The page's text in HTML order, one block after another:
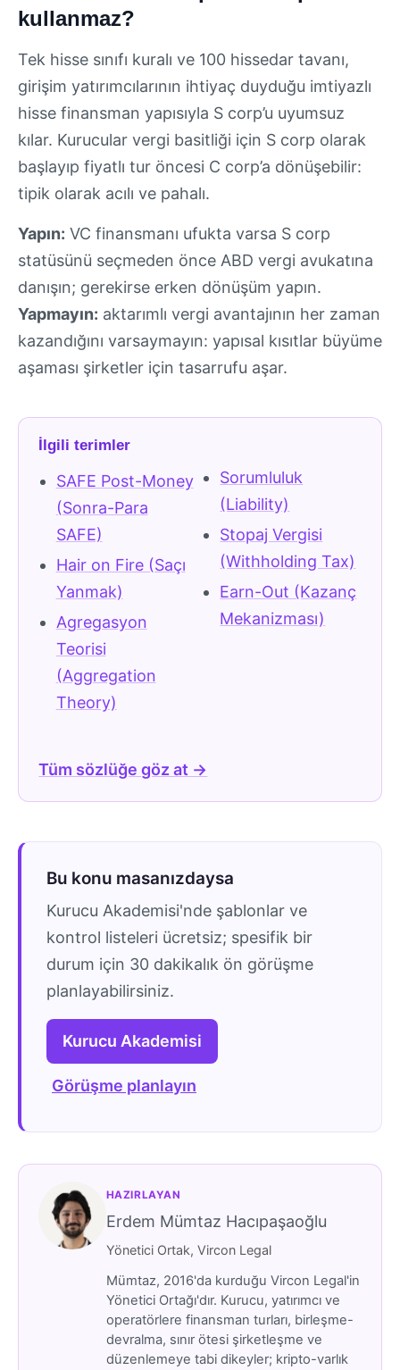
kullanmaz?
Tek hisse sınıfı kuralı ve 100 hissedar tavanı,
girişim yatırımcılarının ihtiyaç duyduğu imtiyazlı
hisse finansman yapısıyla S corp’u uyumsuz
kılar. Kurucular vergi basitliği için S corp olarak
başlayıp fiyatlı tur öncesi C corp’a dönüşebilir:
tipik olarak acılı ve pahalı.
Yapın: VC finansmanı ufukta varsa S corp
statüsünü seçmeden önce ABD vergi avukatına
danışın; gerekirse erken dönüşüm yapın.
Yapmayın: aktarımlı vergi avantajının her zaman
kazandığını varsaymayın: yapısal kısıtlar büyüme
aşaması şirketler için tasarrufu aşar.
İlgili terimler
SAFE Post-Money
(Sonra-Para
SAFE)
Hair on Fire (Saçı
Yanmak)
Agregasyon
Teorisi
(Aggregation
Theory)
Sorumluluk
(Liability)
Stopaj Vergisi
(Withholding Tax)
Earn-Out (Kazanç
Mekanizması)
Tüm sözlüğe göz at →
Bu konu masanızdaysa
Kurucu Akademisi'nde şablonlar ve
kontrol listeleri ücretsiz; spesifik bir
durum için 30 dakikalık ön görüşme
planlayabilirsiniz.
Kurucu Akademisi
Görüşme planlayın
HAZIRLAYAN
Erdem Mümtaz Hacıpaşaoğlu
Yönetici Ortak, Vircon Legal
Mümtaz, 2016'da kurduğu Vircon Legal'in
Yönetici Ortağı'dır. Kurucu, yatırımcı ve
operatörlere finansman turları, birleşme-
devralma, sınır ötesi şirketleşme ve
düzenlemeye tabi dikeyler; kripto-varlık